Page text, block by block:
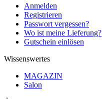
Anmelden
Registrieren
Passwort vergessen?
Wo ist meine Lieferung?
Gutschein einlösen
Wissenswertes
MAGAZIN
Salon